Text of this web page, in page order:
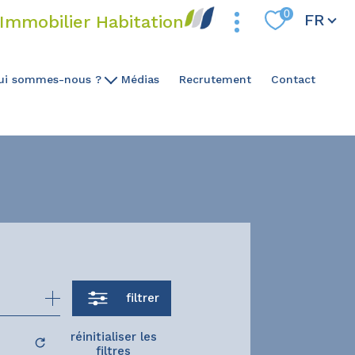
Habitation 0 FR
sommes-nous ? Médias Recrutement Contact
filtrer
réinitialiser les
filtres